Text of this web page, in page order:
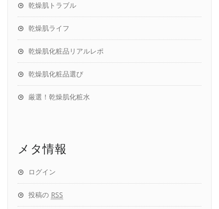
乾燥肌トラブル
乾燥肌ライフ
乾燥肌化粧品リアルレポ
乾燥肌化粧品選び
厳選！乾燥肌化粧水
メタ情報
ログイン
投稿の RSS